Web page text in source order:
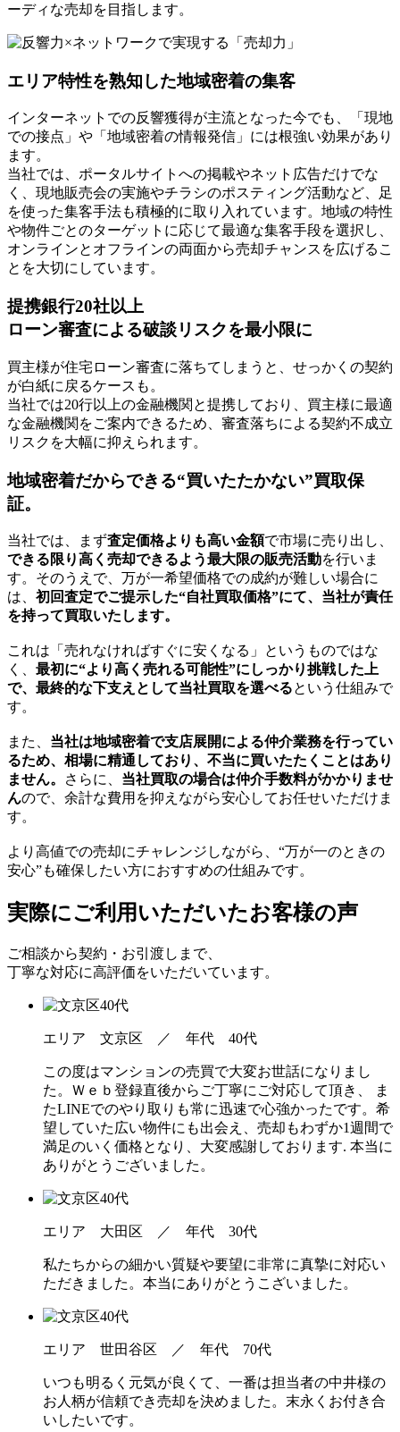
ーディな売却を目指します。
エリア特性を熟知した地域密着の集客
インターネットでの反響獲得が主流となった今でも、「現地
での接点」や「地域密着の情報発信」には根強い効果があり
ます。
当社では、ポータルサイトへの掲載やネット広告だけでな
く、現地販売会の実施やチラシのポスティング活動など、足
を使った集客手法も積極的に取り入れています。地域の特性
や物件ごとのターゲットに応じて最適な集客手段を選択し、
オンラインとオフラインの両面から売却チャンスを広げるこ
とを大切にしています。
提携銀行20社以上
ローン審査による破談リスクを最小限に
買主様が住宅ローン審査に落ちてしまうと、せっかくの契約
が白紙に戻るケースも。
当社では20行以上の金融機関と提携しており、買主様に最適
な金融機関をご案内できるため、審査落ちによる契約不成立
リスクを大幅に抑えられます。
地域密着だからできる“買いたたかない”買取保
証。
当社では、まず査定価格よりも高い金額で市場に売り出し、
できる限り高く売却できるよう最大限の販売活動を行いま
す。そのうえで、万が一希望価格での成約が難しい場合に
は、 初回査定でご提示した“自社買取価格”にて、当社が責任
を持って買取いたします。
これは「売れなければすぐに安くなる」というものではな
く、 最初に“より高く売れる可能性”にしっかり挑戦した上
で、最終的な下支えとして当社買取を選べるという仕組みで
す。
また、 当社は地域密着で支店展開による仲介業務を行ってい
るため、相場に精通しており、不当に買いたたくことはあり
ません。
さらに、 当社買取の場合は仲介手数料がかかりませ
んので、余計な費用を抑えながら安心してお任せいただけま
す。
より高値での売却にチャレンジしながら、“万が一のときの
安心”も確保したい方におすすめの仕組みです。
実際にご利用いただいたお客様の声
ご相談から契約・お引渡しまで、
丁寧な対応に高評価をいただいています。
エリア 文京区 ／ 年代 40代
この度はマンションの売買で大変お世話になりまし
た。Ｗｅｂ登録直後からご丁寧にご対応して頂き、 ま
たLINEでのやり取りも常に迅速で心強かったです。希
望していた広い物件にも出会え、売却もわずか1週間で
満足のいく価格となり、大変感謝しております. 本当に
ありがとうございました。
エリア 大田区 ／ 年代 30代
私たちからの細かい質疑や要望に非常に真摯に対応い
ただきました。本当にありがとうこざいました。
エリア 世田谷区 ／ 年代 70代
いつも明るく元気が良くて、一番は担当者の中井様の
お人柄が信頼でき売却を決めました。末永くお付き合
いしたいです。